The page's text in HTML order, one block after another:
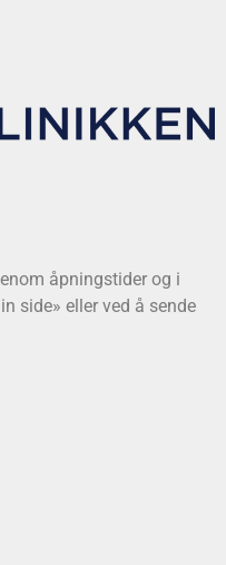
åpningstider og i
side» eller ved å sende